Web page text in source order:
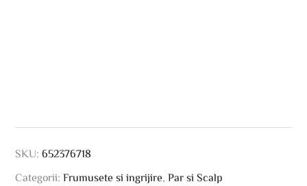
SKU:652376718
Categorii:Frumusete si ingrijire ,Par si Scalp